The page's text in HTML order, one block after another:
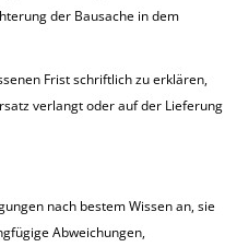
der Bausache in dem
Frist schriftlich zu erklären,
verlangt oder auf der Lieferung
nach bestem Wissen an, sie
Abweichungen,